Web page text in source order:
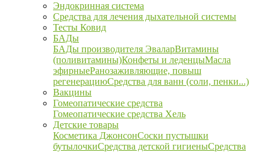
Эндокринная система
Средства для лечения дыхательной системы
Тесты Ковид
БАДы
БАДы производителя ЭваларВитамины
(поливитамины)Конфеты и леденцыМасла
эфирныеРанозаживляющие, повыш
регенерациюСредства для ванн (соли, пенки...)
Вакцины
Гомеопатические средства
Гомеопатические средства Хель
Детские товары
Косметика ДжонсонСоски пустышки
бутылочкиСредства детской гигиеныСредства